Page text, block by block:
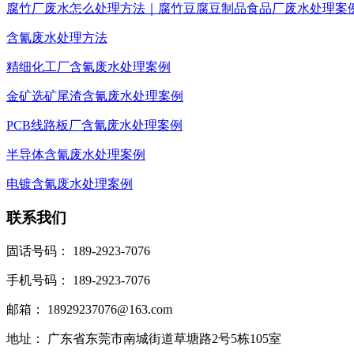
腐竹厂废水怎么处理方法｜腐竹豆腐豆制品食品厂废水处理案
含氰废水处理方法
精细化工厂含氰废水处理案例
金矿选矿尾渣含氰废水处理案例
PCB线路板厂含氰废水处理案例
半导体含氰废水处理案例
电镀含氰废水处理案例
联系我们
固话号码： 189-2923-7076
手机号码： 189-2923-7076
邮箱： 18929237076@163.com
地址： 广东省东莞市南城街道草塘路2号5栋105室